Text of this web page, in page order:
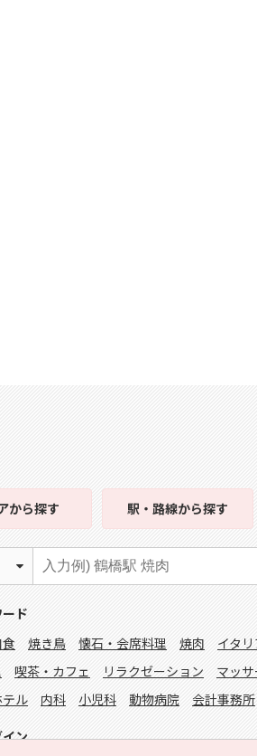
から探す 駅・路線から探す
ド
焼き鳥 懐石・会席料理 焼肉 イタ
喫茶・カフェ リラクゼーション マッ
ル
内科 小児科 動物病院 会計事務所
ン